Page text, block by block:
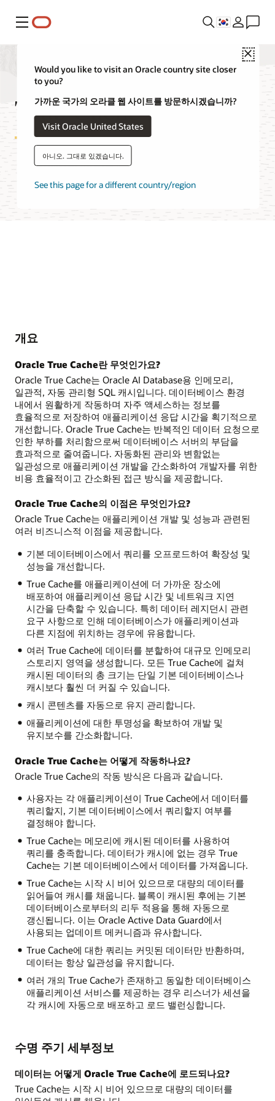
메뉴
Close
Would you like to visit an Oracle country site closer
to you?
가까운 국가의 오라클 웹 사이트를 방문하시겠습니까?
Visit Oracle United States
아니오. 그대로 있겠습니다.
See this page for a different country/region
True Cache FAQ
Oracle Cloud Free Tier 체험하기
개요
Oracle True Cache란 무엇인가요?
Oracle True Cache는 Oracle AI Database용 인메모리,
일관적, 자동 관리형 SQL 캐시입니다. 데이터베이스 환경
내에서 원활하게 작동하며 자주 액세스하는 정보를
효율적으로 저장하여 애플리케이션 응답 시간을 획기적으로
개선합니다. Oracle True Cache는 반복적인 데이터 요청으로
인한 부하를 처리함으로써 데이터베이스 서버의 부담을
효과적으로 줄여줍니다. 자동화된 관리와 변함없는
일관성으로 애플리케이션 개발을 간소화하여 개발자를 위한
비용 효율적이고 간소화된 접근 방식을 제공합니다.
Oracle True Cache의 이점은 무엇인가요?
Oracle True Cache는 애플리케이션 개발 및 성능과 관련된
여러 비즈니스적 이점을 제공합니다.
기본 데이터베이스에서 쿼리를 오프로드하여 확장성 및
성능을 개선합니다.
True Cache를 애플리케이션에 더 가까운 장소에
배포하여 애플리케이션 응답 시간 및 네트워크 지연
시간을 단축할 수 있습니다. 특히 데이터 레지던시 관련
요구 사항으로 인해 데이터베이스가 애플리케이션과
다른 지점에 위치하는 경우에 유용합니다.
여러 True Cache에 데이터를 분할하여 대규모 인메모리
스토리지 영역을 생성합니다. 모든 True Cache에 걸쳐
캐시된 데이터의 총 크기는 단일 기본 데이터베이스나
캐시보다 훨씬 더 커질 수 있습니다.
캐시 콘텐츠를 자동으로 유지 관리합니다.
애플리케이션에 대한 투명성을 확보하여 개발 및
유지보수를 간소화합니다.
Oracle True Cache는 어떻게 작동하나요?
Oracle True Cache의 작동 방식은 다음과 같습니다.
사용자는 각 애플리케이션이 True Cache에서 데이터를
쿼리할지, 기본 데이터베이스에서 쿼리할지 여부를
결정해야 합니다.
True Cache는 메모리에 캐시된 데이터를 사용하여
쿼리를 충족합니다. 데이터가 캐시에 없는 경우 True
Cache는 기본 데이터베이스에서 데이터를 가져옵니다.
True Cache는 시작 시 비어 있으므로 대량의 데이터를
읽어들여 캐시를 채웁니다. 블록이 캐시된 후에는 기본
데이터베이스로부터의 리두 적용을 통해 자동으로
갱신됩니다. 이는 Oracle Active Data Guard에서
사용되는 업데이트 메커니즘과 유사합니다.
True Cache에 대한 쿼리는 커밋된 데이터만 반환하며,
데이터는 항상 일관성을 유지합니다.
여러 개의 True Cache가 존재하고 동일한 데이터베이스
애플리케이션 서비스를 제공하는 경우 리스너가 세션을
각 캐시에 자동으로 배포하고 로드 밸런싱합니다.
수명 주기 세부정보
데이터는 어떻게 Oracle True Cache에 로드되나요?
True Cache는 시작 시 비어 있으므로 대량의 데이터를